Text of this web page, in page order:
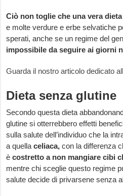
Ciò non toglie che una vera
e molte verdure e erbe selvatiche
sperati, anche se un regime del
impossibile da seguire ai giorni
Guarda il nostro articolo dedicato
Dieta senza glutine
Secondo questa dieta
glutine si otterrebbero effetti
sulla salute dell’individuo che la
a quellaceliaca,con la differenza
ècostretto a non mangiare cibi
mentre chi sceglie questo regime
salute decide di privarsene senza